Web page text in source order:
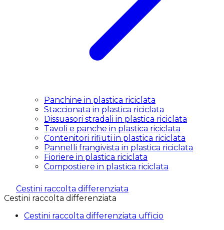
Panchine in plastica riciclata
Staccionata in plastica riciclata
Dissuasori stradali in plastica riciclata
Tavoli e panche in plastica riciclata
Contenitori rifiuti in plastica riciclata
Pannelli frangivista in plastica riciclata
Fioriere in plastica riciclata
Compostiere in plastica riciclata
Cestini raccolta differenziata
Cestini raccolta differenziata
Cestini raccolta differenziata ufficio